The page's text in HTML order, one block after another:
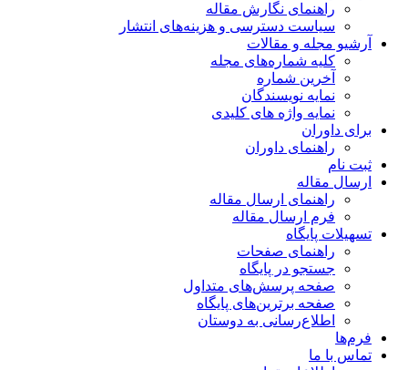
راهنمای نگارش مقاله
سیاست دسترسی و هزینه‌های انتشار
آرشیو مجله و مقالات
کلیه شماره‌های مجله
آخرین شماره
نمایه نویسندگان
نمایه واژه های کلیدی
برای داوران
راهنمای داوران
ثبت نام
ارسال مقاله
راهنمای ارسال مقاله
فرم ارسال مقاله
تسهیلات پایگاه
راهنمای صفحات
جستجو در پایگاه
صفحه پرسش‌های متداول
صفحه برترین‌های پایگاه
اطلاع‌رسانی به دوستان
فرم‌ها
تماس با ما